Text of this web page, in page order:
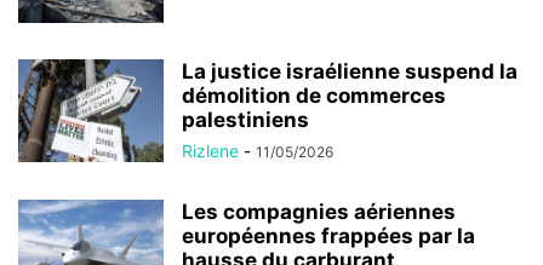
La justice israélienne suspend la
démolition de commerces
palestiniens
Rizlene - 11/05/2026
Les compagnies aériennes
européennes frappées par la